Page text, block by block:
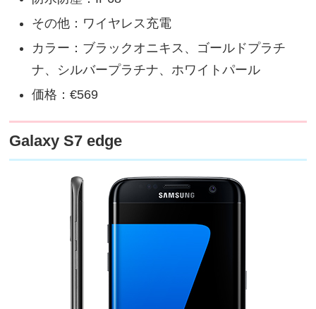
その他：ワイヤレス充電
カラー：ブラックオニキス、ゴールドプラチ
ナ、シルバープラチナ、ホワイトパール
価格：€569
Galaxy S7 edge